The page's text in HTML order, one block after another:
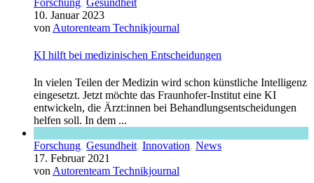
10. Januar 2023
von Autorenteam Technikjournal
KI hilft bei medizinischen Entscheidungen
In vielen Teilen der Medizin wird schon künstliche Intelligenz
eingesetzt. Jetzt möchte das Fraunhofer-Institut eine KI
entwickeln, die Ärzt:innen bei Behandlungsentscheidungen
helfen soll. In dem ...
Forschung, Gesundheit, Innovation, News
17. Februar 2021
von Autorenteam Technikjournal